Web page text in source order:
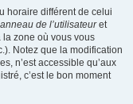
horaire différent de celui
de l’utilisateuret
la zone où vous vous
Notez que la modification
n’est accessible qu’aux
c’est le bon moment